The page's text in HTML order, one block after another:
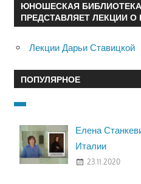
ЮНОШЕСКАЯ БИБЛИОТЕКА
ПРЕДСТАВЛЯЕТ ЛЕКЦИИ О
Лекции Дарьи Ставицкой
ПОПУЛЯРНОЕ
Елена
Италии
23.11.2020